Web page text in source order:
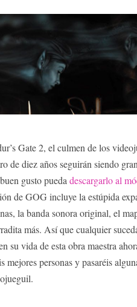
Gate 2, el culmen de los
de diez años seguirán siendo
gusto pueda descargarlo al
de GOG incluye la estúpida
la banda sonora original, el
más. Así que cualquier
su vida de esta obra maestra
mejores personas y pasaréis